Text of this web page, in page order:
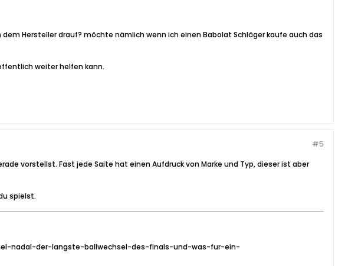
Hersteller drauf? möchte nämlich wenn ich einen Babolat Schläger kaufe auch das
weiter helfen kann.
#5
vorstellst. Fast jede Saite hat einen Aufdruck von Marke und Typ, dieser ist aber
spielst.
nadal-der-langste-ballwechsel-des-finals-und-was-fur-ein-